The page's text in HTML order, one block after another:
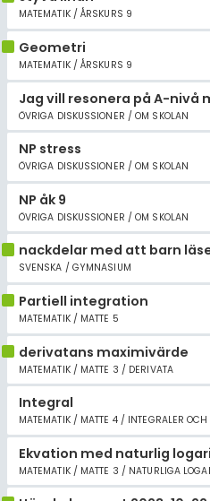
MATEMATIK / ÅRSKURS 9
Geometri
MATEMATIK / ÅRSKURS 9
Jag vill resonera på A-nivå
ÖVRIGA DISKUSSIONER / OM SKOLAN
NP stress
ÖVRIGA DISKUSSIONER / OM SKOLAN
NP åk 9
ÖVRIGA DISKUSSIONER / OM SKOLAN
nackdelar med att barn
SVENSKA / GYMNASIUM
Partiell integration
MATEMATIK / MATTE 5
derivatans maximivärde
MATEMATIK / MATTE 3 / DERIVATA
Integral
MATEMATIK / MATTE 4 / INTEGRALER
Ekvation med naturlig
MATEMATIK / MATTE 3 / NATURLIGA